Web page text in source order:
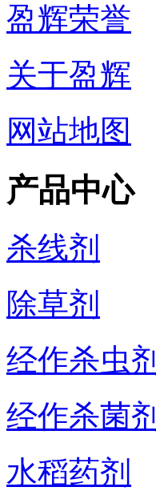
盈辉荣誉
关于盈辉
网站地图
产品中心
杀线剂
除草剂
经作杀虫剂
经作杀菌剂
水稻药剂